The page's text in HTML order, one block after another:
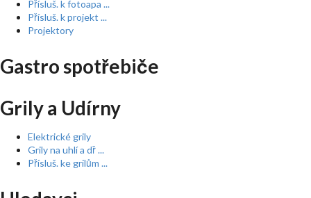
Přísluš. k fotoapa ...
Přísluš. k projekt ...
Projektory
Gastro spotřebiče
Grily a Udírny
Elektrické grily
Grily na uhlí a dř ...
Přísluš. ke grilům ...